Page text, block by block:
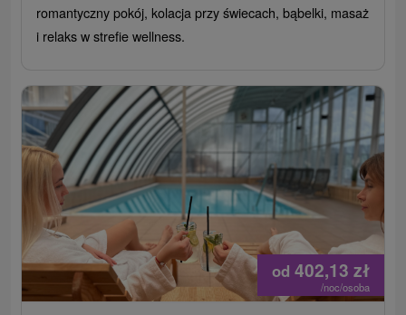
romantyczny pokój, kolacja przy świecach, bąbelki, masaż
i relaks w strefie wellness.
od 402,13 zł
/noc/osoba